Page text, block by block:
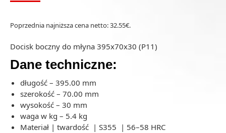
Poprzednia najniższa cena netto:32.55€.
Docisk boczny do młyna 395x70x30 (P11)
Dane techniczne:
długość – 395.00 mm
szerokość – 70.00 mm
wysokość – 30 mm
waga w kg – 5.4 kg
Materiał | twardość | S355 | 56–58 HRC